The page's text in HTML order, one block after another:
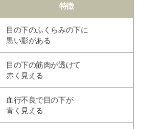
特徴
目の下のふくらみの下に
黒い影がある
目の下の筋肉が透けて
赤く見える
血行不良で目の下が
青く見える